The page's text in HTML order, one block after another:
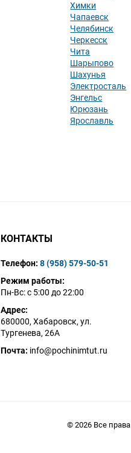
Химки
Чапаевск
Челябинск
Черкесск
Чита
Шарыпово
Шахунья
Электросталь
Энгельс
Юрюзань
Ярославль
КОНТАКТЫ
Телефон: 8 (958) 579-50-51
Режим работы:
Пн-Вс: с 5:00 до 22:00
Адрес:
680000, Хабаровск, ул.
Тургенева, 26А
Почта: info@pochinimtut.ru
© 2026 Все